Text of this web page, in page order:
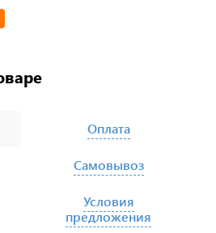
Оплата
Самовывоз
Условия
предложения